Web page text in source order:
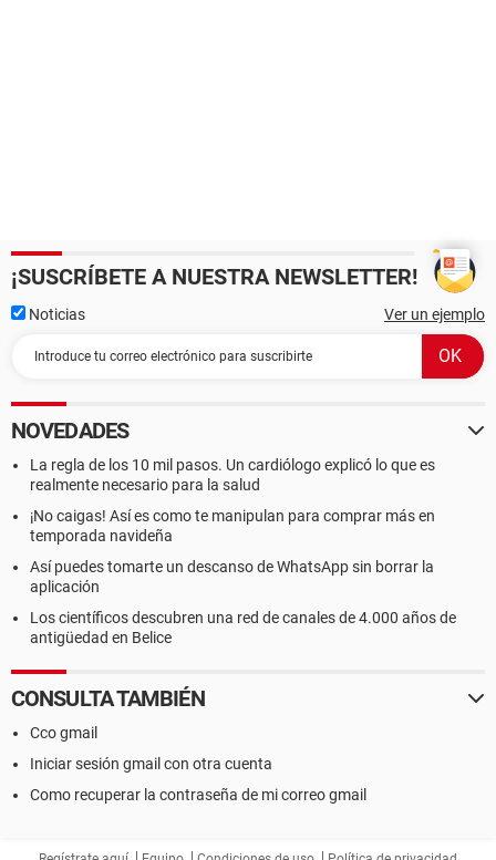
¡SUSCRÍBETE A NUESTRA NEWSLETTER!
Noticias Ver un ejemplo
NOVEDADES
La regla de los 10 mil pasos. Un cardiólogo explicó lo que es
realmente necesario para la salud
¡No caigas! Así es como te manipulan para comprar más en
temporada navideña
Así puedes tomarte un descanso de WhatsApp sin borrar la
aplicación
Los científicos descubren una red de canales de 4.000 años de
antigüedad en Belice
CONSULTA TAMBIÉN
Cco gmail
Iniciar sesión gmail con otra cuenta
Como recuperar la contraseña de mi correo gmail